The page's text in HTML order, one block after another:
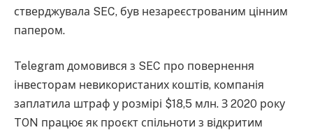
стверджувала SEC, був незареєстрованим цінним
папером.
Telegram домовився з SEC про повернення
інвесторам невикористаних коштів, компанія
заплатила штраф у розмірі $18,5 млн. З 2020 року
TON працює як проєкт спільноти з відкритим